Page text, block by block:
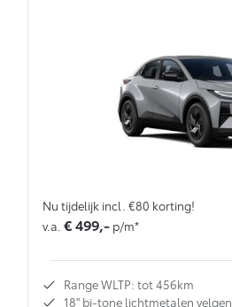
Nu tijdelijk incl. €80 korting!
v.a. € 499,- p/m*
Range WLTP: tot 456km
18'' bi-tone lichtmetalen velgen